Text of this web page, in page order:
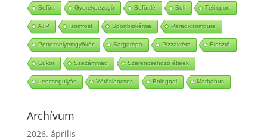
Befőtt Gyerekpezsgő Befőttlé Buli Téli sport
ATP Izomrost Sportbiokémia Paradicsompüre
Petrezselyemgyökér Sárgarépa Pizzakrém Élesztő
Cukor Szezámmag Szerencsehozó ételek
Lencsegulyás Vöröslencsés Bolognai Marhahús
Archívum
2026. április